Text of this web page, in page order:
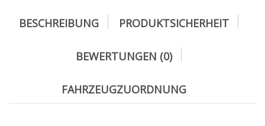
BESCHREIBUNG PRODUKTSICHERHEIT
BEWERTUNGEN (0)
FAHRZEUGZUORDNUNG